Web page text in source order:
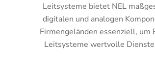
Leitsysteme bietet NEL
digitalen und analogen
Firmengeländen essenziell, um
Leitsysteme wertvolle